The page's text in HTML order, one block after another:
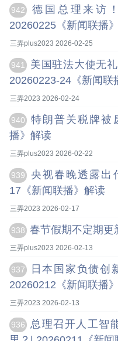
942
德国总理来访
20260225《新闻联播
三弄plus2023 2026-02-25
941
美国驻法大使无
20260223-24《新闻联
三弄2023 2026-02-24
940
特朗普关税牌被
播》解读
三弄plus2023 2026-02-22
939
央视春晚透露出
17《新闻联播》解读
三弄2023 2026-02-17
938 春节假期不定期更
三弄plus2023 2026-02-13
937
日本国家负债创
20260212《新闻联播
三弄2023 2026-02-13
936
总理召开人工智